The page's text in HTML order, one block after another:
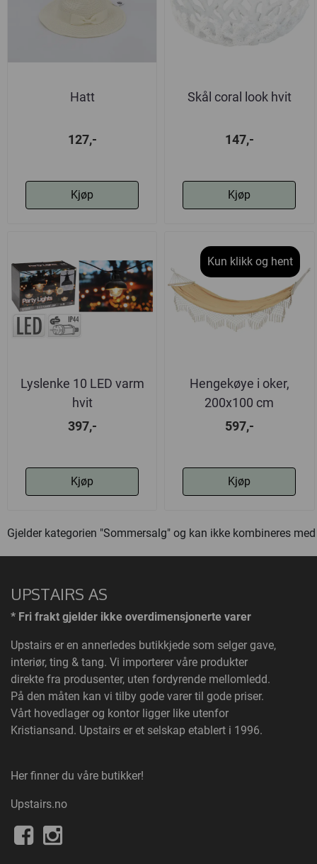
Hatt
127,-
Kjøp
Skål coral look hvit
147,-
Kjøp
Lyslenke 10 LED varm
hvit
397,-
Kjøp
Kun klikk og hent
Hengekøye i oker,
200x100 cm
597,-
Kjøp
Gjelder kategorien "Sommersalg" og kan ikke kombineres
UPSTAIRS AS
* Fri frakt gjelder ikke overdimensjonerte varer
Upstairs er en annerledes butikkjede som selger gave,
interiør, ting & tang. Vi importerer våre produkter
direkte fra produsenter, uten fordyrende mellomledd.
På den måten kan vi tilby gode varer til gode priser.
Vårt hovedlager og kontor ligger like utenfor
Kristiansand. Upstairs er et selskap etablert i 1996.
Her finner du våre butikker!
Upstairs.no